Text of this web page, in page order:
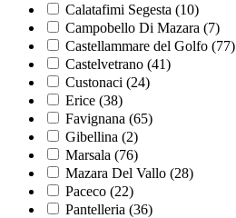
Calatafimi Segesta (10)
Campobello Di Mazara (7)
Castellammare del Golfo (77)
Castelvetrano (41)
Custonaci (24)
Erice (38)
Favignana (65)
Gibellina (2)
Marsala (76)
Mazara Del Vallo (28)
Paceco (22)
Pantelleria (36)